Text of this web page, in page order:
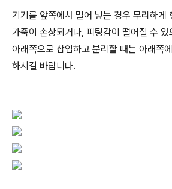
기기를 앞쪽에서 밀어 넣는 경우 무리하게
가죽이 손상되거나, 피팅감이 떨어질 수 있
아래쪽으로 삽입하고 분리할 때는 아래쪽
하시길 바랍니다.